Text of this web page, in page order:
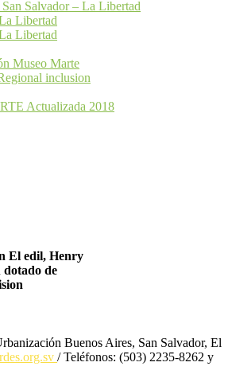
Salvador – La Libertad
Libertad
Libertad
Museo Marte
inclusion
Actualizada 2018
El edil, Henry
de
Buenos Aires, San Salvador, El
/ Teléfonos: (503) 2235-8262 y